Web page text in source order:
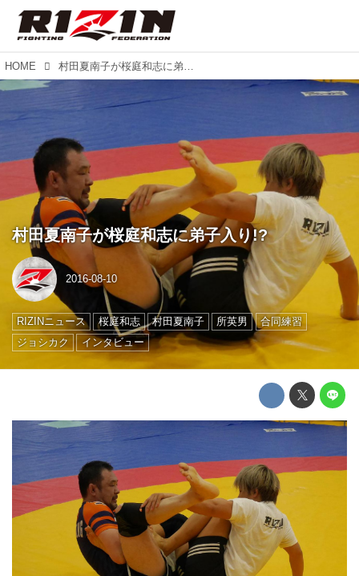
HOME 村田夏南子が桜庭和志に弟子入り!?
村田夏南子が桜庭和志に弟子入り!?
2016-08-10
RIZINニュース 桜庭和志 村田夏南子 所英男
合同練習
ジョシカク
インタビュー